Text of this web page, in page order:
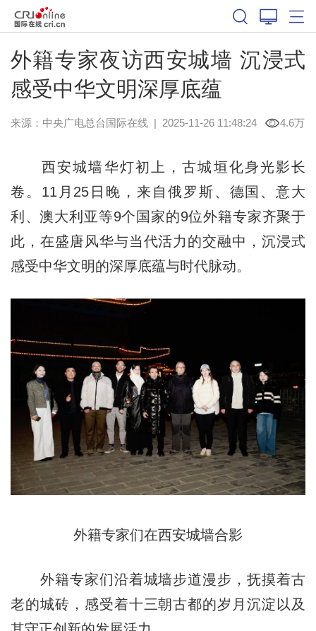
外籍专家夜访西安城墙 沉浸式
感受中华文明深厚底蕴
来源：中央广电总台国际在线| 2025-11-26 11:48:24 4.6万
西安城墙华灯初上，古城垣化身光影长
卷。11月25日晚，来自俄罗斯、德国、意大
利、澳大利亚等9个国家的9位外籍专家齐聚于
此，在盛唐风华与当代活力的交融中，沉浸式
感受中华文明的深厚底蕴与时代脉动。
外籍专家们在西安城墙合影
外籍专家们沿着城墙步道漫步，抚摸着古
老的城砖，感受着十三朝古都的岁月沉淀以及